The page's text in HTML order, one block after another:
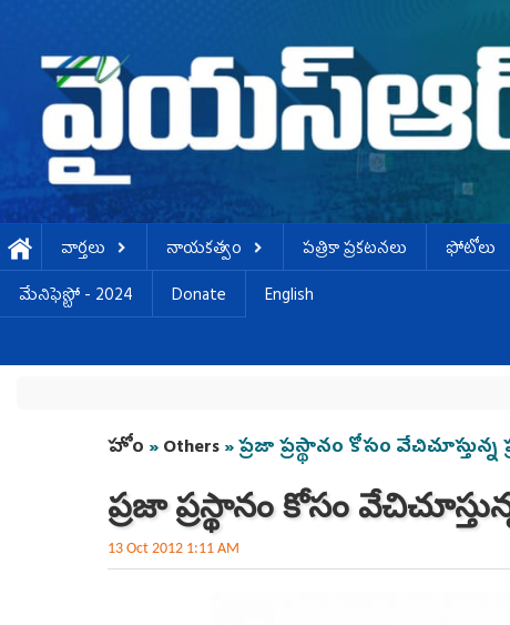
వార్తలు నాయకత్వం పత్రికా ప్రకటనలు ఫోటోలు
మేనిఫెస్టో - 2024
Donate English
You are here
హోం »Others» ప్రజా ప్రస్థానం కోసం వేచిచూస్తున్న
ప్రజా ప్రస్థానం కోసం
13 Oct 2012 1:11 AM